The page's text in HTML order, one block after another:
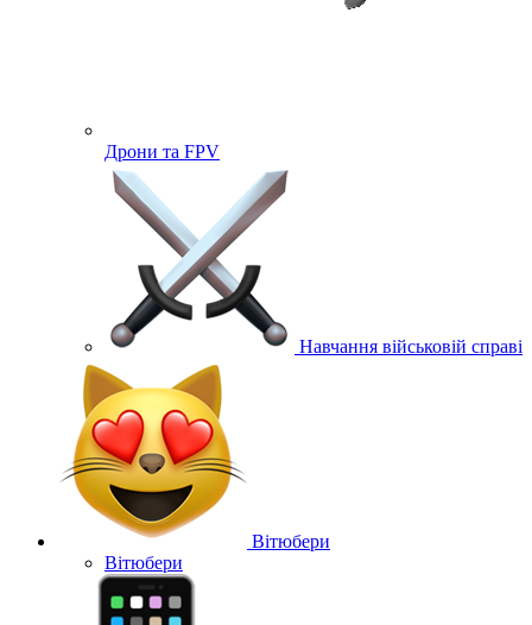
Дрони та FPV
Навчання військовій справі
Вітюбери
Вітюбери